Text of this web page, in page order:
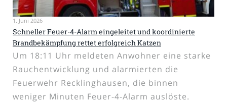
1. Juni 2026
Schneller Feuer-4-Alarm eingeleitet und koordinierte
Brandbekämpfung rettet erfolgreich Katzen
Um 18:11 Uhr meldeten Anwohner eine starke
Rauchentwicklung und alarmierten die
Feuerwehr Recklinghausen, die binnen
weniger Minuten Feuer-4-Alarm auslöste.